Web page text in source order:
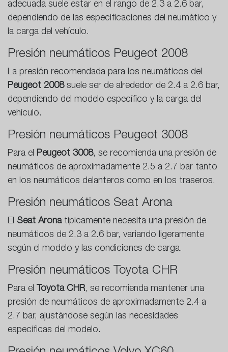
adecuada suele estar en el rango de 2.3 a 2.6 bar,
dependiendo de las especificaciones del neumático y
la carga del vehículo.
Presión neumáticos Peugeot 2008
La presión recomendada para los neumáticos del
Peugeot 2008suele ser de alrededor de 2.4 a 2.6 bar,
dependiendo del modelo específico y la carga del
vehículo.
Presión neumáticos Peugeot 3008
Para el Peugeot 3008, se recomienda una presión de
neumáticos de aproximadamente 2.5 a 2.7 bar tanto
en los neumáticos delanteros como en los traseros.
Presión neumáticos Seat Arona
El Seat Aronatípicamente necesita una presión de
neumáticos de 2.3 a 2.6 bar, variando ligeramente
según el modelo y las condiciones de carga.
Presión neumáticos Toyota CHR
Para el Toyota CHR, se recomienda mantener una
presión de neumáticos de aproximadamente 2.4 a
2.7 bar, ajustándose según las necesidades
específicas del modelo.